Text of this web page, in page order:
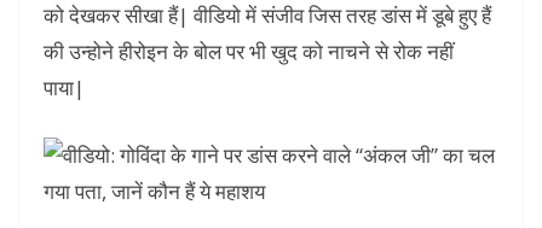
को देखकर सीखा हैं| वीडियो में संजीव जिस तरह डांस में डूबे हुए हैं
की उन्होने हीरोइन के बोल पर भी खुद को नाचने से रोक नहीं
पाया|